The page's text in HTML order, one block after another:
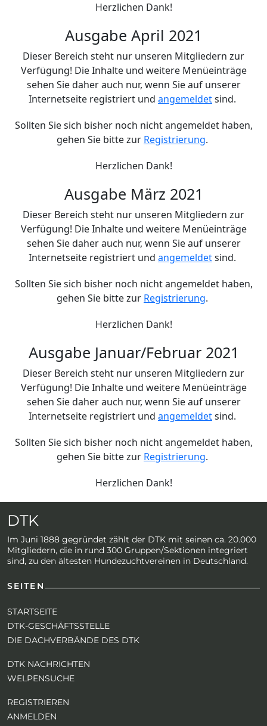
Herzlichen Dank!
Ausgabe April 2021
Dieser Bereich steht nur unseren Mitgliedern zur
Verfügung! Die Inhalte und weitere Menüeinträge
sehen Sie daher auch nur, wenn Sie auf unserer
Internetseite registriert und angemeldetsind.
Sollten Sie sich bisher noch nicht angemeldet haben,
gehen Sie bitte zur Registrierung.
Herzlichen Dank!
Ausgabe März 2021
Dieser Bereich steht nur unseren Mitgliedern zur
Verfügung! Die Inhalte und weitere Menüeinträge
sehen Sie daher auch nur, wenn Sie auf unserer
Internetseite registriert und angemeldetsind.
Sollten Sie sich bisher noch nicht angemeldet haben,
gehen Sie bitte zur Registrierung.
Herzlichen Dank!
Ausgabe Januar/Februar 2021
Dieser Bereich steht nur unseren Mitgliedern zur
Verfügung! Die Inhalte und weitere Menüeinträge
sehen Sie daher auch nur, wenn Sie auf unserer
Internetseite registriert und angemeldetsind.
Sollten Sie sich bisher noch nicht angemeldet haben,
gehen Sie bitte zur Registrierung.
Herzlichen Dank!
DTK
Im Juni 1888 gegründet zählt der DTK mit seinen ca. 20.000
Mitgliedern, die in rund 300 Gruppen/Sektionen integriert
sind, zu den ältesten Hundezuchtvereinen in Deutschland.
SEITEN
STARTSEITE
DTK-GESCHÄFTSSTELLE
DIE DACHVERBÄNDE DES DTK
DTK NACHRICHTEN
WELPENSUCHE
REGISTRIEREN
ANMELDEN